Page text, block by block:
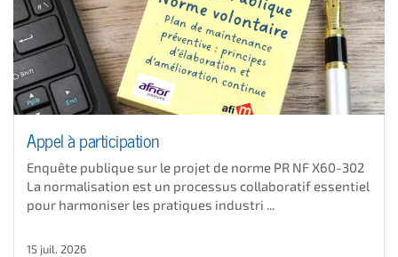
Appel à participation
Enquête publique sur le projet de norme PR NF X60-302
La normalisation est un processus collaboratif essentiel
pour harmoniser les pratiques industri ...
15 juil. 2026